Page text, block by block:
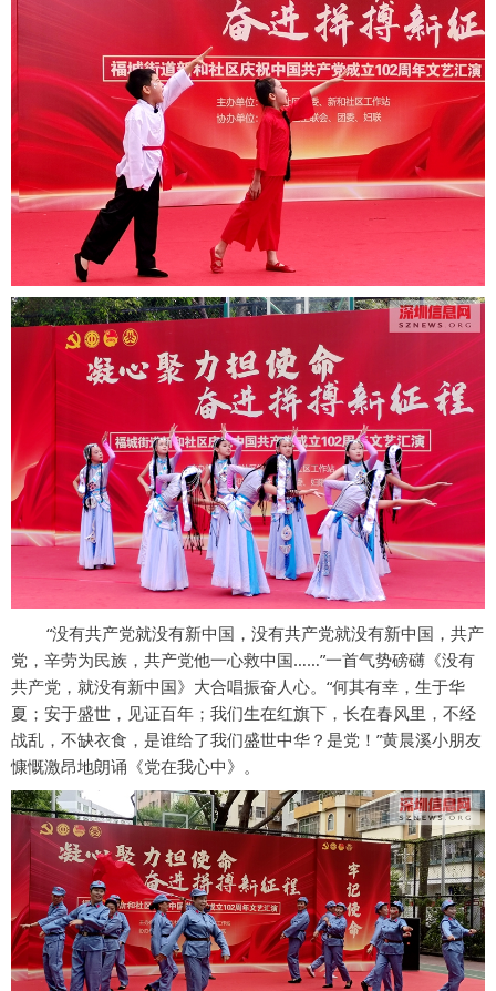
“没有共产党就没有新中国，没有共产党就没有新中国，共产
党，辛劳为民族，共产党他一心救中国……”一首气势磅礴《没有
共产党，就没有新中国》大合唱振奋人心。“何其有幸，生于华
夏；安于盛世，见证百年；我们生在红旗下，长在春风里，不经
战乱，不缺衣食，是谁给了我们盛世中华？是党！”黄晨溪小朋友
慷慨激昂地朗诵《党在我心中》。